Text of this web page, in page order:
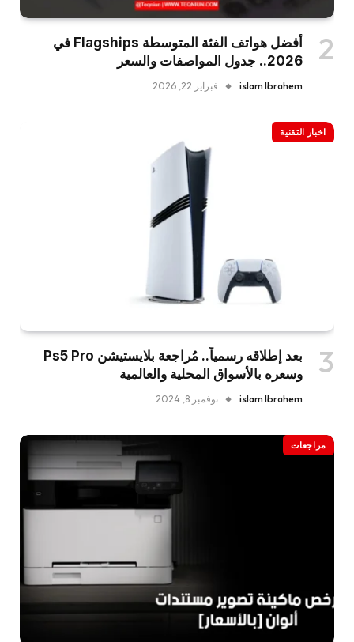
أفضل هواتف الفئة المتوسطة Flagships في
2026.. جدول المواصفات والسعر
islam Ibrahem فبراير 22, 2026
اخبار التقنية
بعد إطلاقه رسمياً.. مُراجعة بلايستيشن Ps5 Pro
وسعره بالأسواق المحلية والعالمية
islam Ibrahem نوفمبر 8, 2024
مراجعات